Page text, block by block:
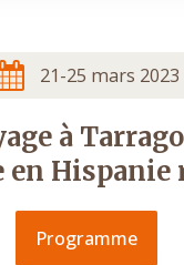
21-25 mars 2023
à
en
Programme